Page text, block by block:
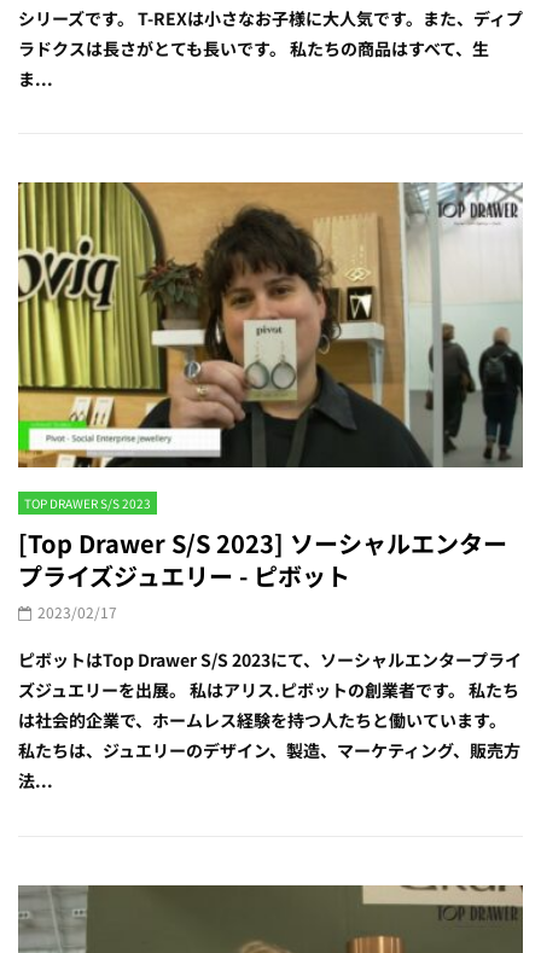
シリーズです。 T-REXは小さなお子様に大人気です。また、ディプ
ラドクスは長さがとても長いです。 私たちの商品はすべて、生
ま...
TOP DRAWER S/S 2023
[Top Drawer S/S 2023] ソーシャルエンター
プライズジュエリー - ピボット
2023/02/17
ピボットはTop Drawer S/S 2023にて、ソーシャルエンタープライ
ズジュエリーを出展。 私はアリス.ピボットの創業者です。 私たち
は社会的企業で、ホームレス経験を持つ人たちと働いています。
私たちは、ジュエリーのデザイン、製造、マーケティング、販売方
法...